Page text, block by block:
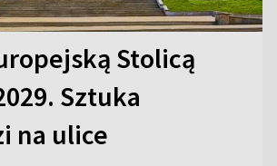
Stolicą
Sztuka
na ulice